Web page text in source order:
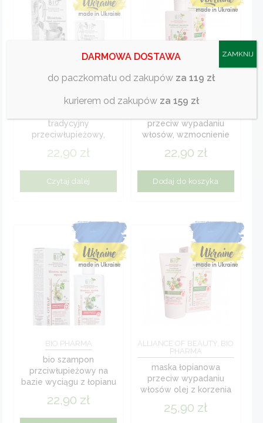
PHARMA
tradycyjny
przeciwłupieżowy,
przeciwgrzybiczy pb
22,90 zł
Czytaj dalej
PHARMA
przeciw wypadaniu
włosów, wzmocnienie
wzrostu...
22,90 zł
Dodaj do koszyka
BIO PHARMA
bio szampon
przciwłupieżowy na
bazie wyciągu z łopianu
22,90 zł
ALLIANCE OF BEAUTY, BIO
PHARMA
maska łopianowa
przeciw wypadaniu
włosów olej z korzenia
25,90 zł
DARMOWA DOSTAWA
do paczkomatu od zakupów za 119 zł
kurierem od zakupów za 159 zł
ZAMKNIJ